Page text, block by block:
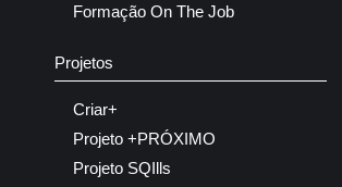
Formação On The Job
Projetos
Criar+
Projeto +PRÓXIMO
Projeto SQIlls